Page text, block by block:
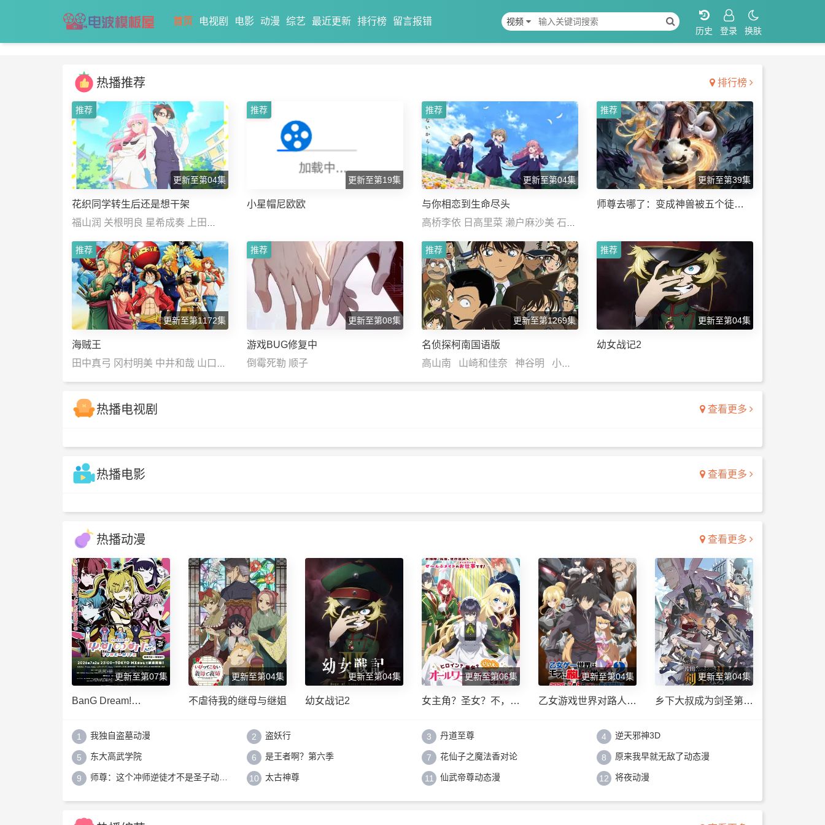
首页 电视剧 电影 动漫 综艺 最近更新 排行榜 留言报错
换肤
视频
热播推荐 排行榜
推荐
更新至第04集
花织同学转生后还是想干架
福山润 关根明良 星希成奏 上田
瞳 德井青空 稗田宁宁 高桥李依 五
十岚裕美 伊藤彩沙 日笠阳子 内田真
礼
推荐
更新至第19集
小星帽尼欧欧
推荐
更新至第04集
与你相恋到生命尽头
高桥李依 日高里菜 濑户麻沙美 石川
由依 内山夕实 茅野爱衣
推荐
更新至第39集
师尊去哪了：变成神兽被五个徒儿
推荐
更新至第1172集
海贼王
田中真弓 冈村明美 中井和哉 山口胜
平 平田广明 大谷育江 山口由里
子 矢尾一树 长岛雄一 池田秀一 古
川登志夫 古谷彻 大塚周夫 津嘉山正
内顺子 千叶繁 三石琴乃 挂川裕
本钦隆 大塚明夫 玄田哲章 小山茉
美 土井美加 野田顺子 渡边美佐 野
上尤加奈 林原惠美 水树奈奈 园崎未
惠 西原久美子 久川绫 泽城美雪 池
泽春菜 斋藤千和 神谷浩史 浪川大
辅 森久保祥太郎 石田彰 高木涉 桧
山修之 子安武人
推荐
更新至第08集
游戏BUG修复中
倒霉死勒 顺子
推荐
更新至第1269集
名侦探柯南国语版
高山南 山崎和佳奈 神谷明 小山
力也 林原惠美 山口胜平 田中秀
推荐
更新至第04集
幼女战记2
热播电视剧 查看更多
热播电影 查看更多
热播动漫 查看更多
更新至第07集
BanG Dream!
更新至第04集
不虐待我的继母与继姐
更新至第04集
幼女战记2
更新至第06集
女主角？圣女？不，我
更新至第04集
乙女游戏世界对路人角
更新至第04集
乡下大叔成为剑圣第二
1 我独自盗墓动漫 2 盗妖行 3 丹道至尊 4 逆天邪神3D
5 东大高武学院 6 是王者啊？第六季 7 花仙子之魔法香对论 8 原来我早就无敌了动态漫
9 10 太古神尊 11 仙武帝尊动态漫 12 将夜动漫